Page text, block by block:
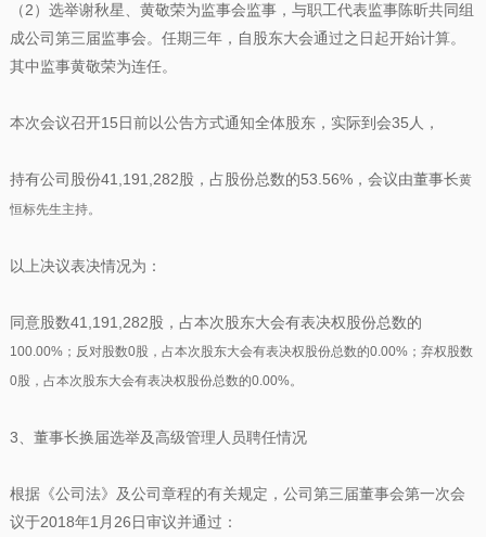
（2）选举谢秋星、黄敬荣为监事会监事，与职工代表监事陈昕共同组
成公司第三届监事会。任期三年，自股东大会通过之日起开始计算。
其中监事黄敬荣为连任。
本次会议召开15日前以公告方式通知全体股东，实际到会35人，
持有公司股份41,191,282股，占股份总数的53.56%，会议由董事长黄
恒标先生主持。
以上决议表决情况为：
同意股数41,191,282股，占本次股东大会有表决权股份总数的
100.00%；反对股数0股，占本次股东大会有表决权股份总数的0.00%； 弃权股数
0股，占本次股东大会有表决权股份总数的0.00%。
3、董事长换届选举及高级管理人员聘任情况
根据《公司法》及公司章程的有关规定，公司第三届董事会第一次会
议于2018年1月26日审议并通过：